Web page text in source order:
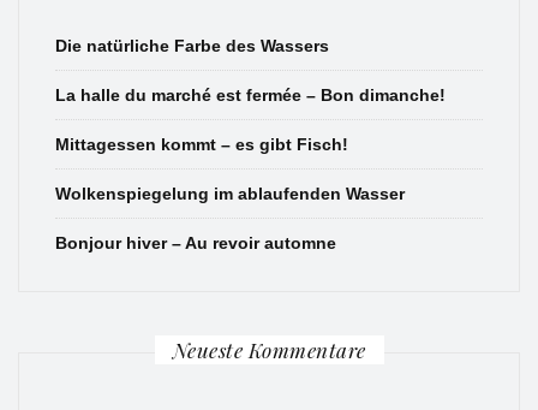
Die natürliche Farbe des Wassers
La halle du marché est fermée – Bon dimanche!
Mittagessen kommt – es gibt Fisch!
Wolkenspiegelung im ablaufenden Wasser
Bonjour hiver – Au revoir automne
Neueste Kommentare